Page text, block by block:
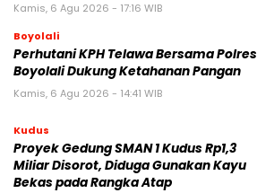
Kamis, 6 Agu 2026 - 17:16 WIB
Boyolali
Perhutani KPH Telawa Bersama Polres
Boyolali Dukung Ketahanan Pangan
Kamis, 6 Agu 2026 - 14:41 WIB
Kudus
Proyek Gedung SMAN 1 Kudus Rp1,3
Miliar Disorot, Diduga Gunakan Kayu
Bekas pada Rangka Atap